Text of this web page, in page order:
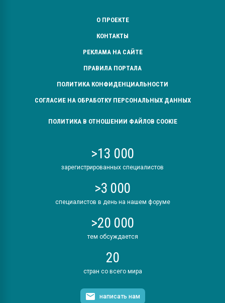
О ПРОЕКТЕ
КОНТАКТЫ
РЕКЛАМА НА САЙТЕ
ПРАВИЛА ПОРТАЛА
ПОЛИТИКА КОНФИДЕНЦИАЛЬНОСТИ
СОГЛАСИЕ НА ОБРАБОТКУ ПЕРСОНАЛЬНЫХ ДАННЫХ
ПОЛИТИКА В ОТНОШЕНИИ ФАЙЛОВ COOKIE
>13 000
зарегистрированных специалистов
>3 000
специалистов в день на нашем форуме
>20 000
тем обсуждается
20
стран со всего мира
написать нам